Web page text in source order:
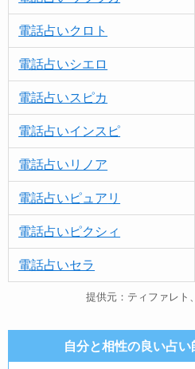
電話占いクロト
電話占いシエロ
電話占いスピカ
電話占いインスピ
電話占いリノア
電話占い ピュア リ
電話占いピクシィ
電話占いセラ
提供元：ティファレト
自分と相性の良い占